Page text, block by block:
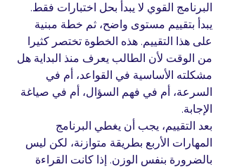
البرنامج القوي لا يبدأ بحل اختبارات فقط.
يبدأ بتقييم مستوى واضح، ثم خطة مبنية
على هذا التقييم. هذه الخطوة تختصر كثيرا
من الوقت لأن الطالب يعرف منذ البداية هل
مشكلته الأساسية في القواعد، أم في
السرعة، أم في فهم السؤال، أم في صياغة
الإجابة.
بعد التقييم، يجب أن يغطي البرنامج
المهارات الأربع بطريقة متوازنة، لكن ليس
بالضرورة بنفس الوزن. إذا كانت القراءة